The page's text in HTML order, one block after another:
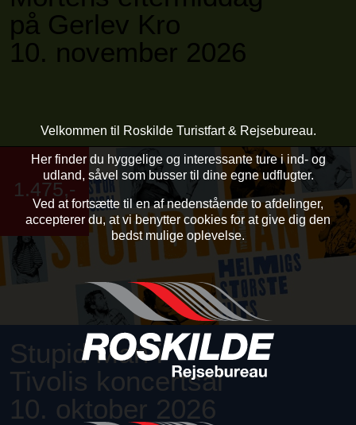
på Gerlev Kro
10. november 2026
1.475,-
Stupid Man i
Tivolis koncertsal
10. oktober 2026
Velkommen til Roskilde Turistfart & Rejsebureau.
Her finder du hyggelige og interessante ture i ind- og
udland, såvel som busser til dine egne udflugter.
Ved at fortsætte til en af nedenstående to afdelinger,
accepterer du, at vi benytter cookies for at give dig den
bedst mulige oplevelse.